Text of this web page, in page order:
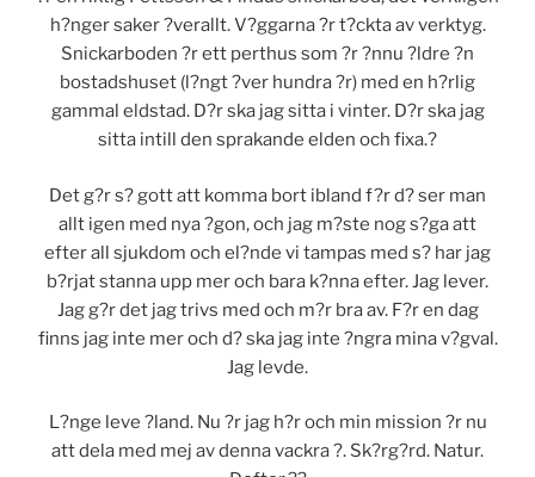
h?nger saker ?verallt. V?ggarna ?r t?ckta av verktyg.
Snickarboden ?r ett perthus som ?r ?nnu ?ldre ?n
bostadshuset (l?ngt ?ver hundra ?r) med en h?rlig
gammal eldstad. D?r ska jag sitta i vinter. D?r ska jag
sitta intill den sprakande elden och fixa.?
Det g?r s? gott att komma bort ibland f?r d? ser man
allt igen med nya ?gon, och jag m?ste nog s?ga att
efter all sjukdom och el?nde vi tampas med s? har jag
b?rjat stanna upp mer och bara k?nna efter. Jag lever.
Jag g?r det jag trivs med och m?r bra av. F?r en dag
finns jag inte mer och d? ska jag inte ?ngra mina v?gval.
Jag levde.
L?nge leve ?land. Nu ?r jag h?r och min mission ?r nu
att dela med mej av denna vackra ?. Sk?rg?rd. Natur.